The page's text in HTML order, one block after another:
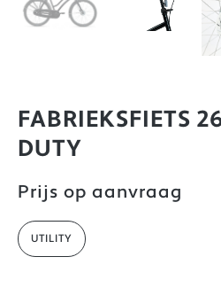
FABRIEKSFIETS
DUTY
Prijs op aanvraag
UTILITY